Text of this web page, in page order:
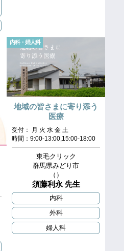
内科・婦人科
地域の皆さまに寄り添う
医療
受付： 月 火 水 金 土
時間：9:00-13:00,15:00-18:00
東毛クリック
群馬県みどり市
（）
須藤利永 先生
内科
外科
婦人科